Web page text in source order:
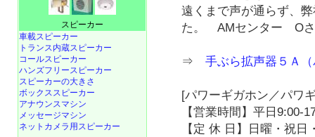
遠くまで声が通らず、
た。 AMセンター O
⇒手ぶら拡声器５Ａ
[パワーギガホン／パワ
【営業時間】平日9:00-
【定 休 日】日曜・祝日
スピーカー
車載スピーカー
トランス内蔵スピーカー
コールスピーカー
ハンズフリースピーカー
スピーカーの大きさ
ボックススピーカー
アナウンスマシン
メッセージマシン
ネットカメラ用スピーカー